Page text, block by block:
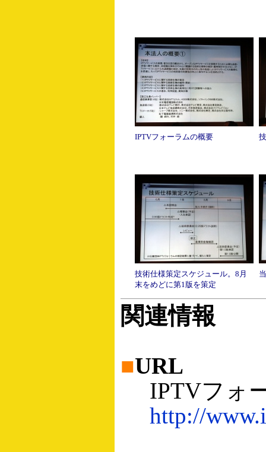
IPTVフォーラムの概要
技術仕様策定スケジュール。8月
末をめどに第1版を策定
関連情報
■URL
IPTVフォ
http://